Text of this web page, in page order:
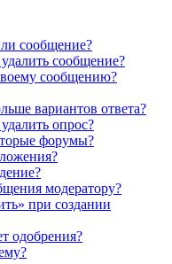
сообщение?
сообщение?
сообщению?
вариантов ответа?
опрос?
форумы?
модератору?
при создании
одобрения?